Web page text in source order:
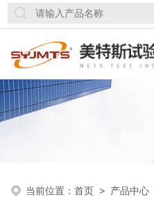
当前位置：首页 > 产品中心